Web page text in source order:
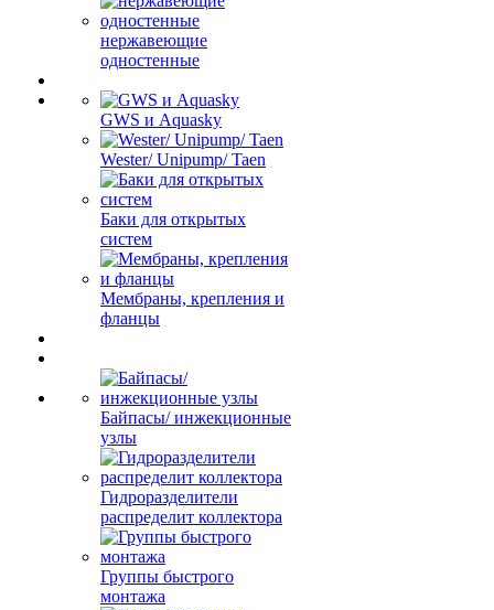
нержавеющие
одностенные
GWS и Aquasky
Wester/ Unipump/ Taen
Баки для открытых
систем
Мембраны, крепления и
фланцы
Байпасы/ инжекционные
узлы
Гидроразделители
распределит коллектора
Группы быстрого
монтажа